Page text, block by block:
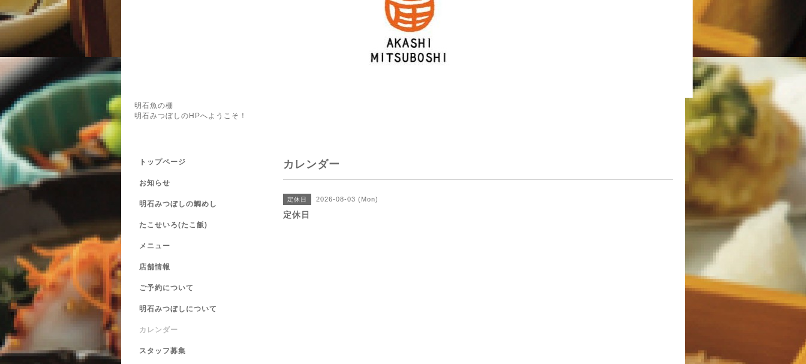
明石魚の棚
明石みつぼしのHPへようこそ！
カレンダー
定休日 2026-08-03 (Mon)
定休日
トップページ
お知らせ
明石みつぼしの鯛めし
たこせいろ(たこ飯)
メニュー
店舗情報
ご予約について
明石みつぼしについて
カレンダー
スタッフ募集